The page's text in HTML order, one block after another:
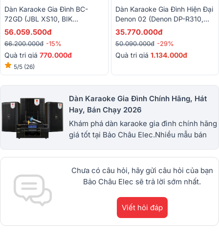
Dàn Karaoke Gia Đình BC-
72GD (JBL XS10, BIK
VM620A, BIK BPR-5800, BIK
56.059.500đ
66.200.000đ -15%
Quà trị giá 770.000đ
5/5 (26)
Dàn Karaoke Gia Đình Hiện Đại
Denon 02 (Denon DP-R310,
DP-N1600, BJ-W25AV II)
35.770.000đ
50.090.000đ -29%
Quà trị giá 1.134.000đ
Dàn Karaoke Gia Đình Chính Hãng, Hát
Hay, Bán Chạy 2026
Khám phá dàn karaoke gia đình chính hãng
giá tốt tại Bảo Châu Elec.Nhiều mẫu bán
dBTechnologies, Philips Cao
Cấp.1900.0255
Chưa có câu hỏi, hãy gửi câu hỏi của bạn
Bảo Châu Elec sẽ trả lời sớm nhất.
Viết hỏi đáp